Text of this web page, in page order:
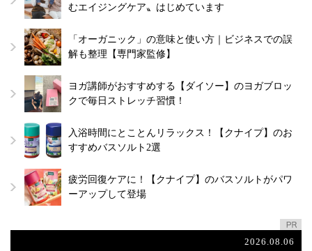
むエイジングケア〟はじめています
「オーガニック」の意味と使い方｜ビジネスでの誤
解も整理【専門家監修】
ヨガ講師がおすすめする【ダイソー】のヨガブロッ
クで毎日ストレッチ習慣！
入浴時間にとことんリラックス！【クナイプ】のお
すすめバスソルト2選
疲労回復ケアに！【クナイプ】のバスソルトがパワ
ーアップして登場
2026.08.06